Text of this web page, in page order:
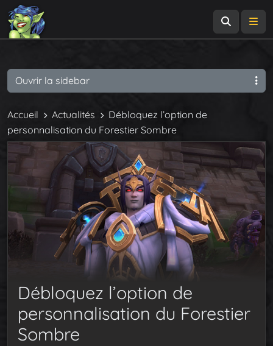
Accueil Actualités
Débloquez l’option de
personnalisation du Forestier Sombre
Débloquez l’option de
personnalisation du Forestier
Sombre
Ouvrir la sidebar